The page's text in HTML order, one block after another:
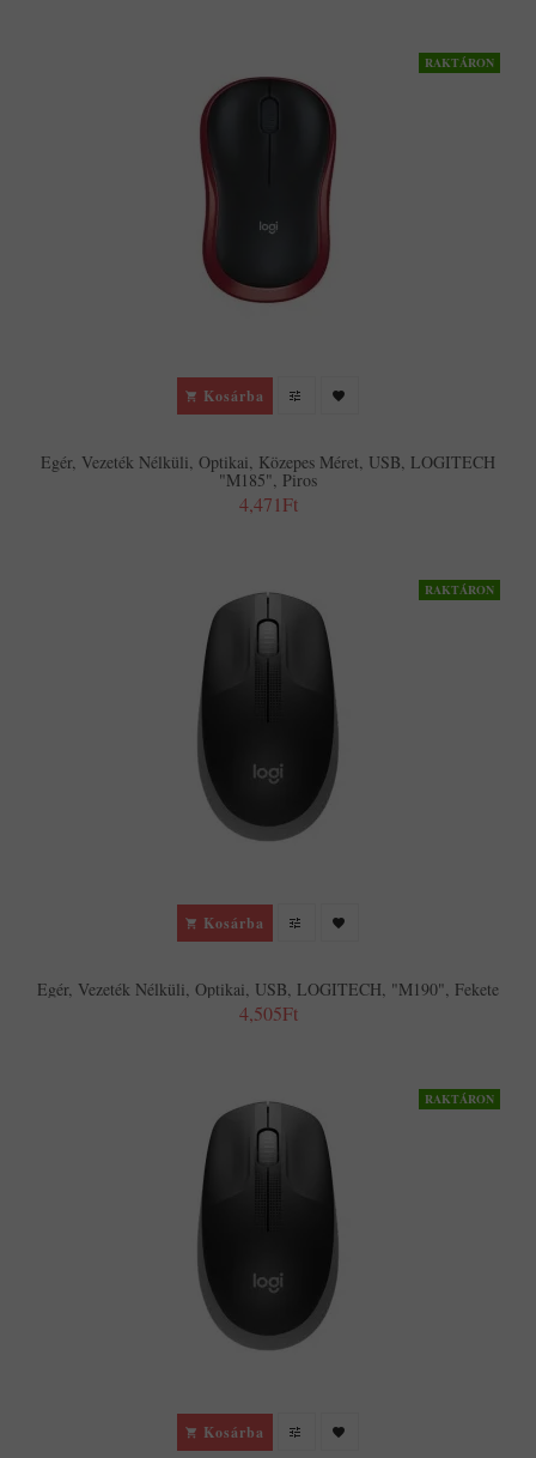
RAKTÁRON
Kosárba
Egér, Vezeték Nélküli, Optikai, Közepes Méret, USB, LOGITECH
"M185", Piros
4,471Ft
RAKTÁRON
Kosárba
Egér, Vezeték Nélküli, Optikai, USB, LOGITECH, "M190", Fekete
4,505Ft
RAKTÁRON
Kosárba